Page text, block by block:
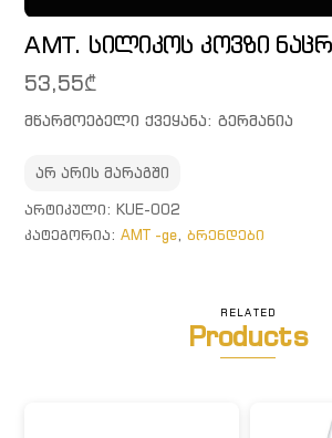
AMT. სილიკოს კოვზი
53,55₾
მწარმოებელი ქვეყანა: გერმანია
არ არის მარაგში
ᲐᲠᲢᲘᲙᲣᲚᲘ:KUE-002
ᲙᲐᲢᲔᲒᲝᲠᲘᲐ:AMT -ge,ბრენდები
RELATED
Products